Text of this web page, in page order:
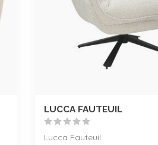
LUCCA FAUTEUIL
Lucca Fauteuil